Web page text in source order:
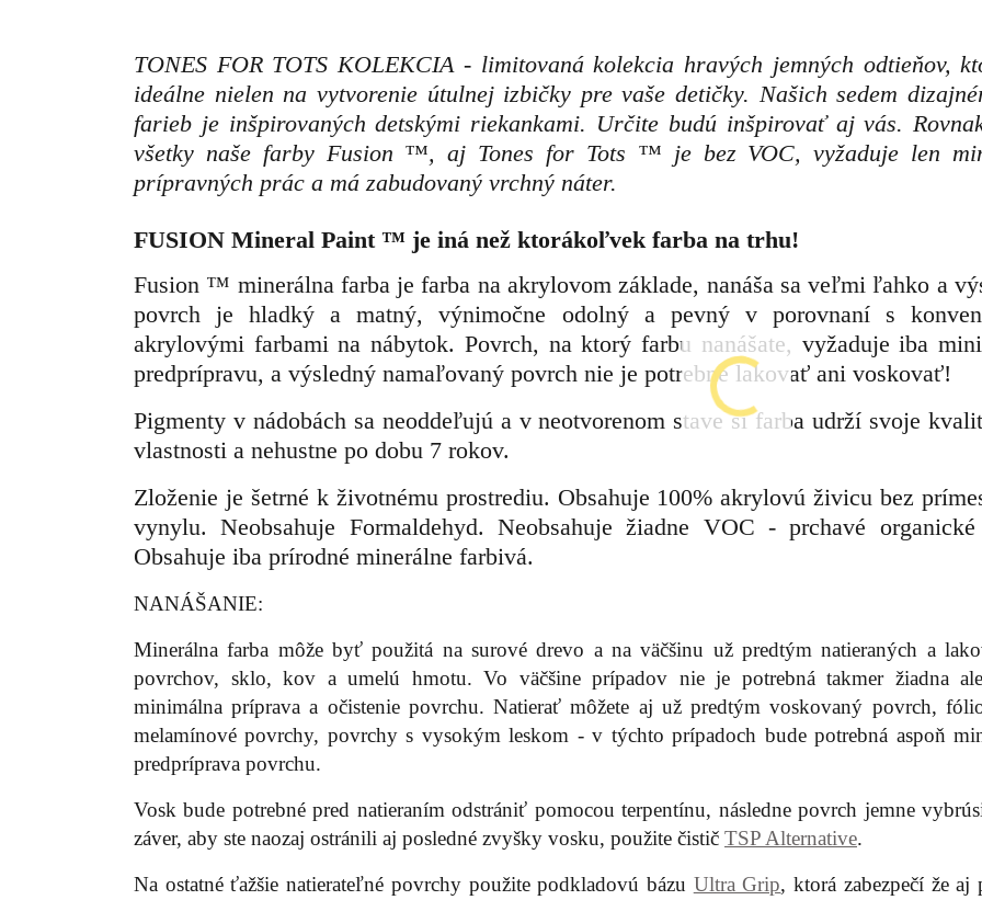
TONES FOR TOTS KOLEKCIA - limitovaná kolekcia hravých jemných odtieňov,
ideálne nielen na vytvorenie útulnej izbičky pre vaše detičky. Našich sedem
farieb je inšpirovaných detskými riekankami. Určite budú inšpirovať aj vás.
všetky naše farby Fusion ™, aj Tones for Tots ™ je bez VOC, vyžaduje len
prípravných prác a má zabudovaný vrchný náter.
FUSION Mineral Paint ™ je iná než ktorákoľvek farba na trhu!
Fusion ™ minerálna farba je farba na akrylovom základe, nanáša sa veľmi ľahko a
povrch je hladký a matný, výnimočne odolný a pevný v porovnaní s
akrylovými farbami na nábytok. Povrch, na ktorý farbu nanášate, vyžaduje iba
predprípravu, a výsledný namaľovaný povrch nie je potrebné lakovať ani voskovať!
Pigmenty v nádobách sa neoddeľujú a v neotvorenom stave si farba udrží svoje
vlastnosti a nehustne po dobu 7 rokov.
Zloženie je šetrné k životnému prostrediu. Obsahuje 100% akrylovú živicu bez
vynylu. Neobsahuje Formaldehyd. Neobsahuje žiadne VOC - prchavé
Obsahuje iba prírodné minerálne farbivá.
NANÁŠANIE:
Minerálna farba môže byť použitá na surové drevo a na väčšinu už predtým natieraných a
povrchov, sklo, kov a umelú hmotu. Vo väčšine prípadov nie je potrebná takmer žiadna
minimálna príprava a očistenie povrchu. Natierať môžete aj už predtým voskovaný povrch,
melamínové povrchy, povrchy s vysokým leskom - v týchto prípadoch bude potrebná aspoň
predpríprava povrchu.
Vosk bude potrebné pred natieraním odstrániť pomocou terpentínu, následne povrch jemne
záver, aby ste naozaj ostránili aj posledné zvyšky vosku, použite čistič TSP Alternative.
Na ostatné ťažšie natierateľné povrchy použite podkladovú bázu Ultra Grip, ktorá zabezpečí že aj